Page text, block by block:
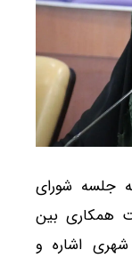
جلسه شورای
همکاری بین
اشاره و